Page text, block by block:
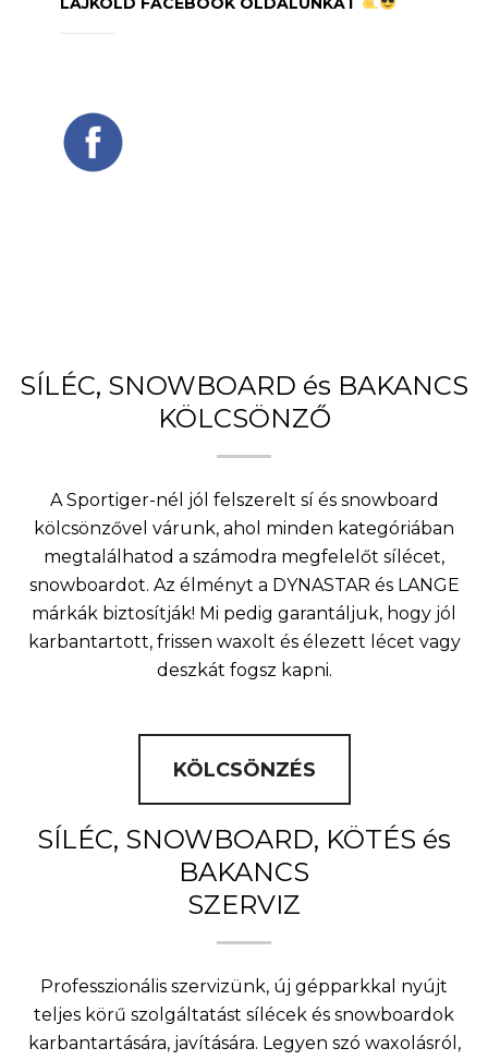
SÍLÉC, SNOWBOARD és BAKANCS
KÖLCSÖNZŐ
A Sportiger-nél jól felszerelt sí és snowboard
kölcsönzővel várunk, ahol minden kategóriában
megtalálhatod a számodra megfelelőt sílécet,
snowboardot. Az élményt a DYNASTAR és LANGE
márkák biztosítják! Mi pedig garantáljuk, hogy jól
karbantartott, frissen waxolt és élezett lécet vagy
deszkát fogsz kapni.
KÖLCSÖNZÉS
SÍLÉC, SNOWBOARD, KÖTÉS és
BAKANCS
SZERVIZ
Professzionális szervizünk, új gépparkkal nyújt
teljes körű szolgáltatást sílécek és snowboardok
karbantartására, javítására. Legyen szó waxolásról,